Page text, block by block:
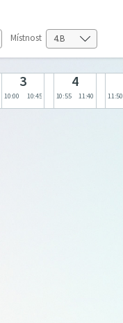
Místnost
3
10:00 10:45
4
10:55 11:40 11:50